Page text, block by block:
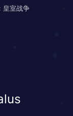
皇室战争